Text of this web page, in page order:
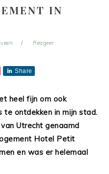
IN
Reageer
Share
heel fijn om ook
ontdekken in mijn stad.
Utrecht genaamd
Hotel Petit
en was er helemaal